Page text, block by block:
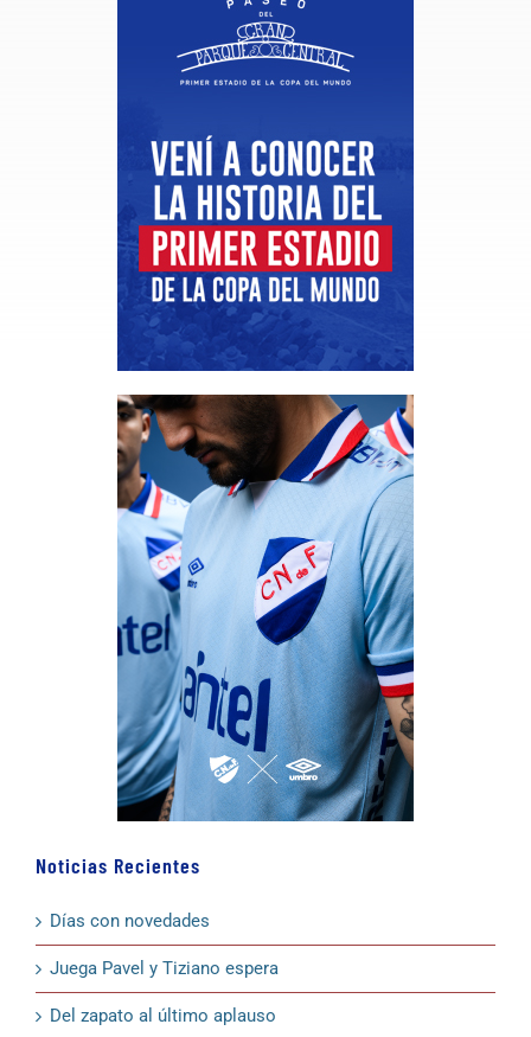
Noticias Recientes
Días con novedades
Juega Pavel y Tiziano espera
Del zapato al último aplauso